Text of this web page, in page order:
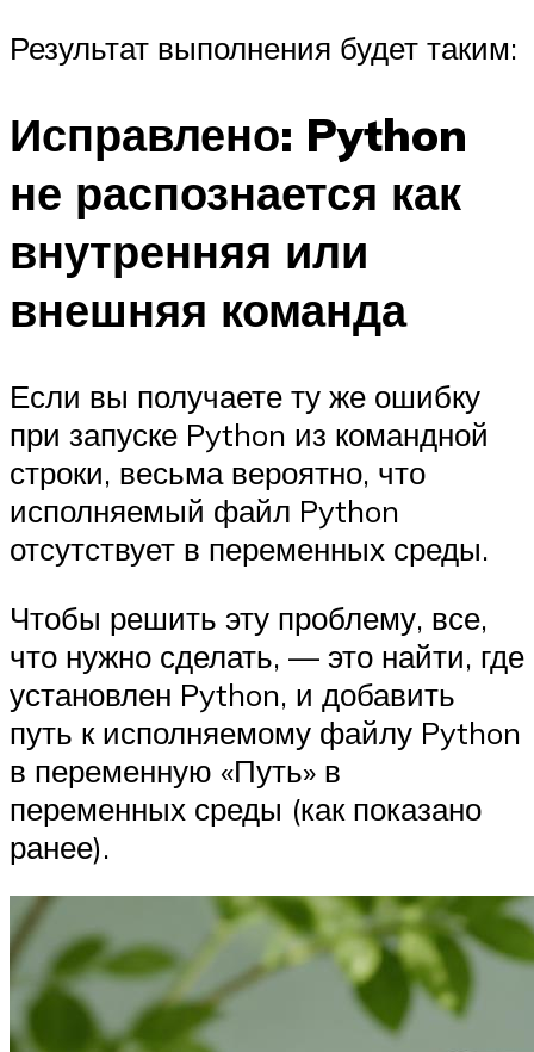
Результат выполнения будет таким:
Исправлено: Python
не распознается как
внутренняя или
внешняя команда
Если вы получаете ту же ошибку
при запуске Python из командной
строки, весьма вероятно, что
исполняемый файл Python
отсутствует в переменных среды.
Чтобы решить эту проблему, все,
что нужно сделать, — это найти, где
установлен Python, и добавить
путь к исполняемому файлу Python
в переменную «Путь» в
переменных среды (как показано
ранее).